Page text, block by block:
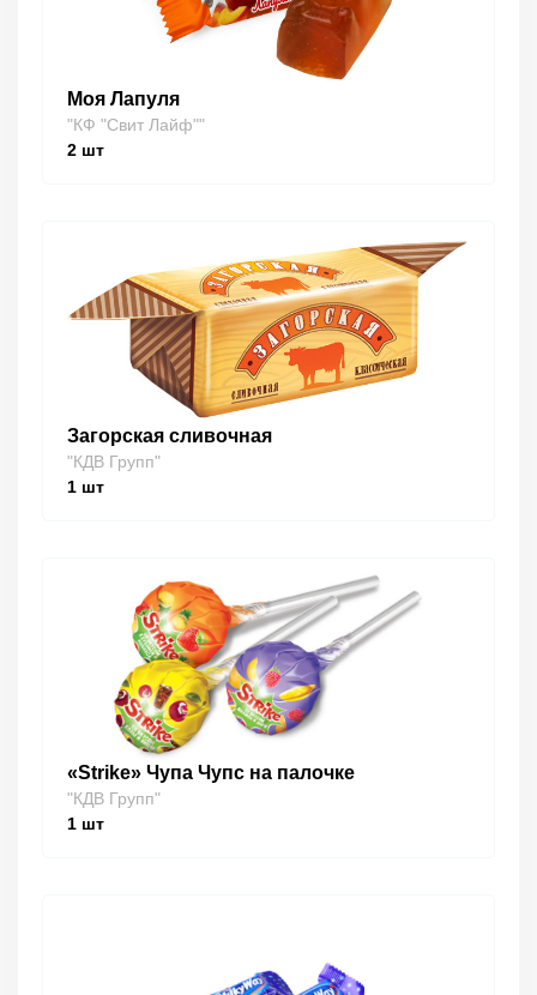
Моя Лапуля
"КФ "Свит Лайф""
2 шт
Загорская сливочная
"КДВ Групп"
1 шт
«Strike» Чупа Чупс на палочке
"КДВ Групп"
1 шт